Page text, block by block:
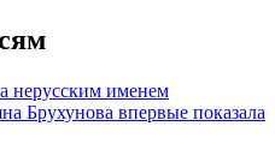
нерусским именем
Брухунова впервые показала